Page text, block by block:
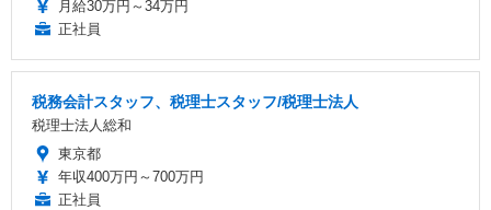
月給30万円～34万円
正社員
税務会計スタッフ、税理士スタッフ/税理士法人
税理士法人総和
東京都
年収400万円～700万円
正社員